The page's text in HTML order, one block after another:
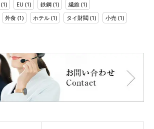
(1) EU (1) 鉄鋼 (1) 繊維 (1)
外食 (1) ホテル (1) タイ財閥 (1) 小売 (1)